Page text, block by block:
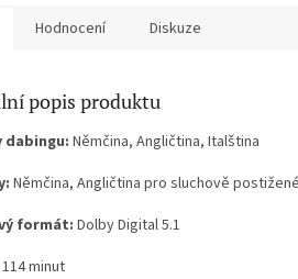
Hodnocení Diskuze
popis produktu
dabingu: Němčina, Angličtina, Italština
Němčina, Angličtina pro sluchově
formát:Dolby Digital 5.1
114 minut